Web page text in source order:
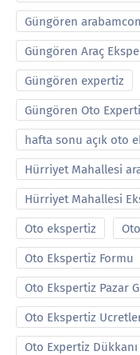
Güngören
Güngören Araç
Güngören expertiz
Güngören Oto
hafta sonu açık oto
Hürriyet Mahallesi
Hürriyet Mahallesi
Oto ekspertiz
Oto Ekspertiz Formu
Oto Ekspertiz Pazar
Oto Ekspertiz
Oto Expertiz